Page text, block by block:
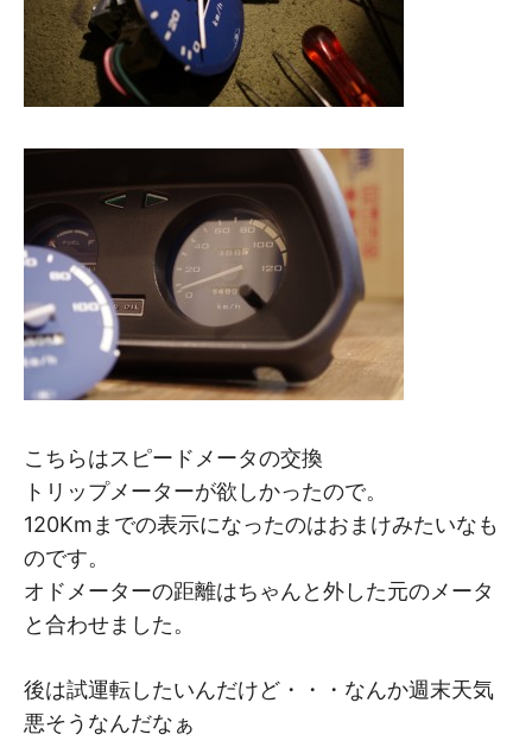
こちらはスピードメータの交換
トリップメーターが欲しかったので。
120Kmまでの表示になったのはおまけみたいなも
のです。
オドメーターの距離はちゃんと外した元のメータ
と合わせました。
後は試運転したいんだけど・・・なんか週末天気
悪そうなんだなぁ